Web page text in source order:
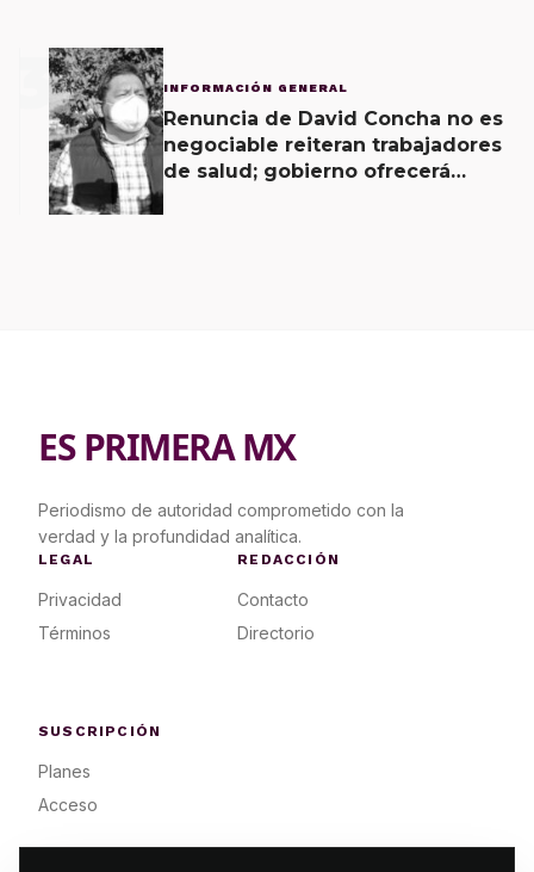
3 INFORMACIÓN GENERAL
Renuncia de David Concha no es
negociable reiteran trabajadores
de salud; gobierno ofrecerá
ES PRIMERA MX
Periodismo de autoridad comprometido con la
verdad y la profundidad analítica.
LEGAL
Privacidad
Términos
REDACCIÓN
Contacto
Directorio
SUSCRIPCIÓN
Planes
Acceso